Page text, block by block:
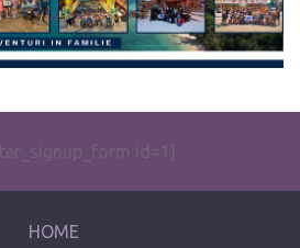
id=1]
HOME